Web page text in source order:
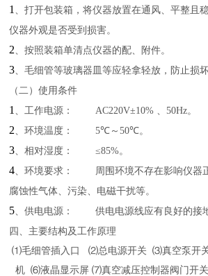
1 、打开包装箱，将仪器放置在通风、平整且
仪器外观是否受到损害。
2、按照装箱单清点仪器的配、附件。
3、毛细管等玻璃器皿等应轻拿轻放，防止损坏
（二）使用条件
1 、工作电源： AC220V±10% 、50Hz。
2、环境温度： 5℃ ～50℃。
3、相对湿度： ≤85%。
4、环境要求：
周围环境不存在影响仪器
腐蚀性气体、污染、电磁干扰等。
5、供电电源：
供电电源线应有良好的接
四、主要结构及工作原理
⑴毛细管插入口 ⑵总电源开关 ⑶真空泵开
机 ⑹液晶显示屏⑺真空减压控制器阀门开